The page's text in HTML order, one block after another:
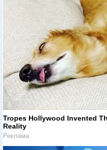
Tropes Hollywood Invented
Reality
Реклама